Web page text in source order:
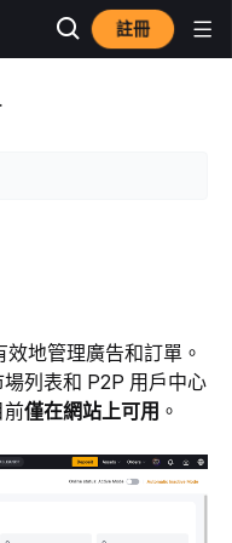
註冊
地管理廣告和訂單。
列表和 P2P 用戶中心
前僅在網站上可用 。